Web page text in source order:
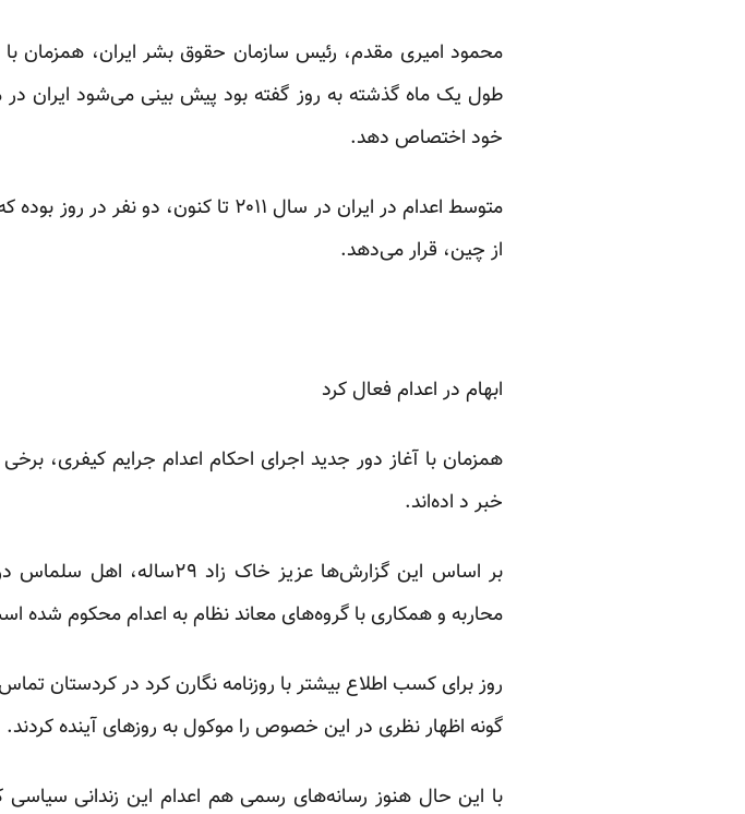
محمود امیری مقدم، رئیس سازمان حقوق بشر ایران، همزمان با
طول یک ماه گذشته به روز گفته بود پیش بینی می‌شود ایران در
خود اختصاص دهد.
متوسط اعدام در ایران در سال ۲۰۱۱ تا
از چین، قرار می‌دهد.
ابهام در اعدام فعال کرد
همزمان با آغاز دور جدید اجرای احکام اعدام جرایم کیفری،
خبر د اده‌اند.
محاربه و همکاری با گروه‌های معاند نظام به اعدام محکوم شده
روز برای کسب اطلاع بیشتر با روزنامه نگارن کرد در کردستان
گونه اظهار نظری در این خصوص را موکول به روزهای آینده کردند.
با این حال هنوز رسانه‌های رسمی هم اعدام این زندانی سیاسی